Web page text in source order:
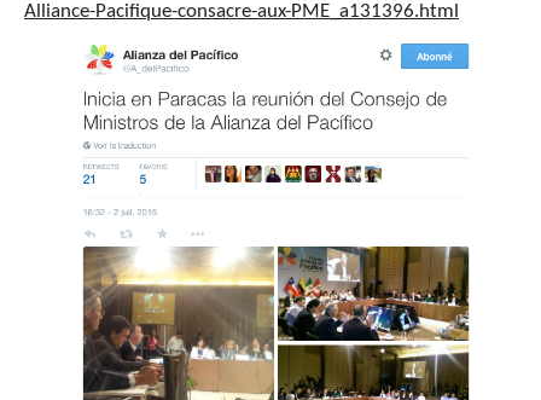
Alliance-Pacifique-consacre-aux-PME_a131396.html